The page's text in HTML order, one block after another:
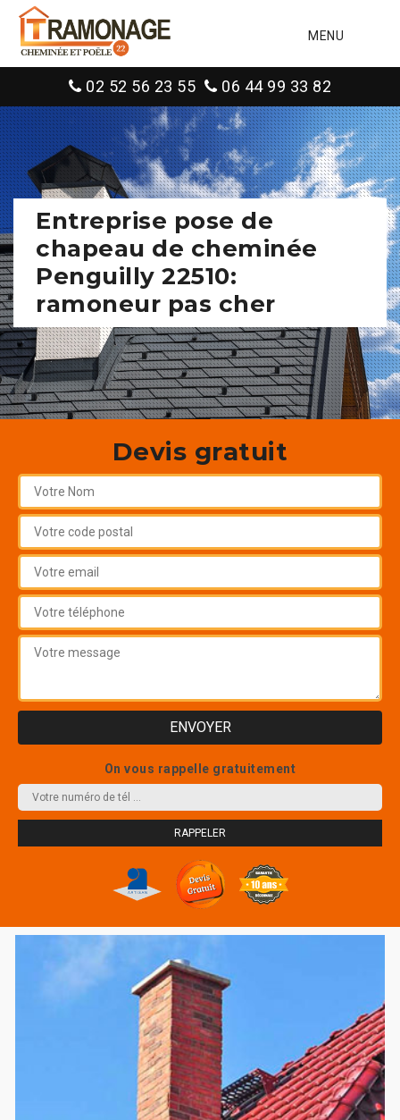
MENU
02 52 56 23 55 06 44 99 33 82
Entreprise pose de
chapeau de cheminée
Penguilly 22510:
ramoneur pas cher
Devis gratuit
On vous rappelle gratuitement